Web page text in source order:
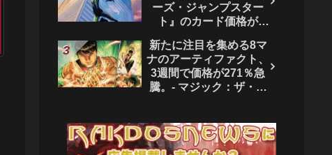
ーズ・ジャンプスター
ト』のカード価格が
ク：ザ・ギャザリング
新たに注目を集める8マ
ナのアーティファクト、
3週間で価格が271％急
騰。- マジック：ザ・ギ